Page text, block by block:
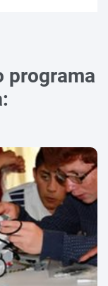
programa